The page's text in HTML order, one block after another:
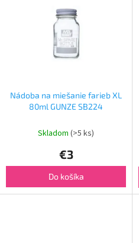
Nádoba na miešanie farieb XL
80ml GUNZE SB224
Skladom (>5 ks)
€3
Do košíka